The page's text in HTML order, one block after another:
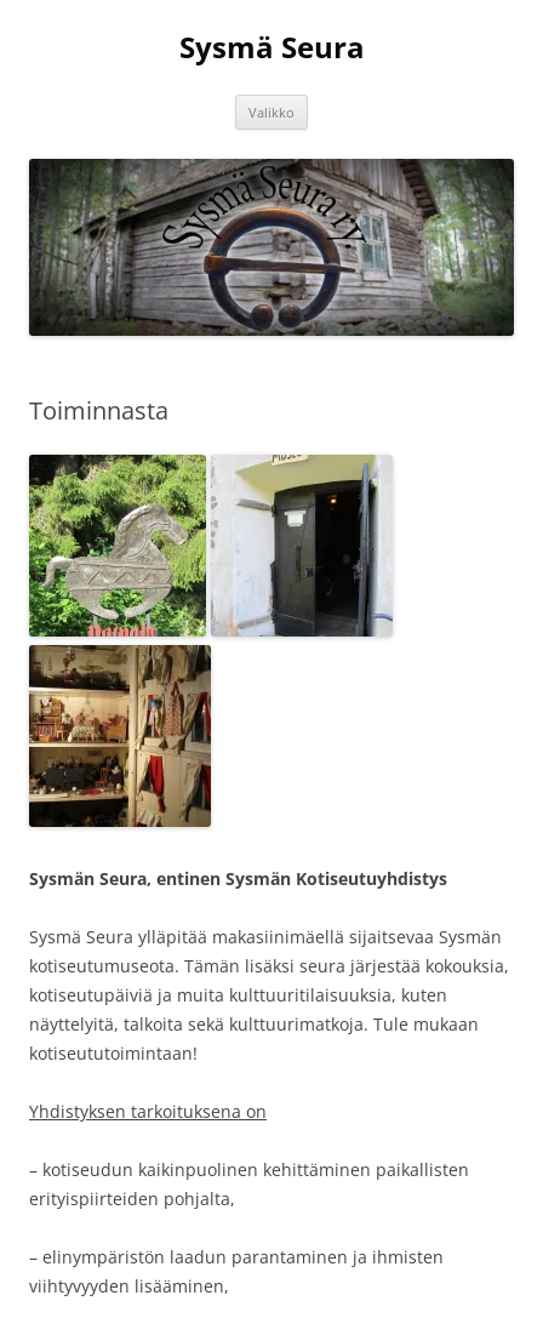
Sysmä Seura
Valikko
Toiminnasta
Sysmän Seura, entinen Sysmän Kotiseutuyhdistys
Sysmä Seura ylläpitää makasiinimäellä sijaitsevaa Sysmän
kotiseutumuseota. Tämän lisäksi seura järjestää kokouksia,
kotiseutupäiviä ja muita kulttuuritilaisuuksia, kuten
näyttelyitä, talkoita sekä kulttuurimatkoja. Tule mukaan
kotiseututoimintaan!
Yhdistyksen tarkoituksena on
– kotiseudun kaikinpuolinen kehittäminen paikallisten
erityispiirteiden pohjalta,
– elinympäristön laadun parantaminen ja ihmisten
viihtyvyyden lisääminen,